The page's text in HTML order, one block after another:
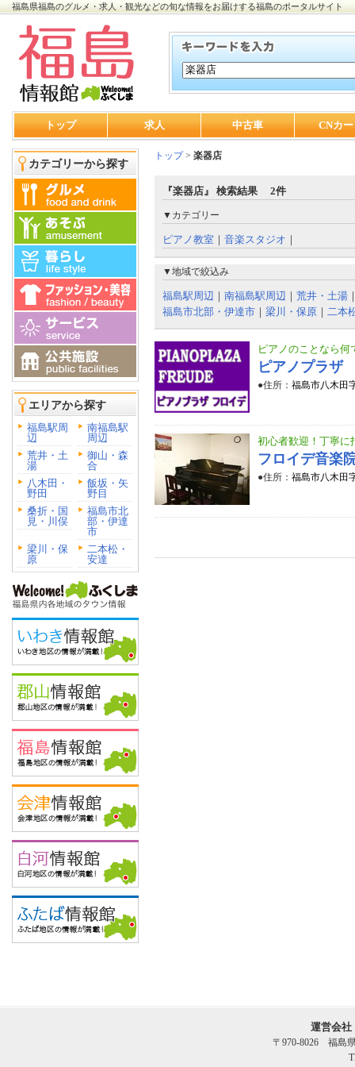
福島県福島のグルメ・求人・観光などの旬な情報をお届けする福島のポータルサイト
トップ 求人 中古車 CNカ
カテゴリーから探す
エリアから探す
福島駅周
辺
南福島駅
周辺
荒井・土
湯
御山・森
合
八木田・
野田
飯坂・矢
野目
桑折・国
見・川俣
福島市北
部・伊達
市
梁川・保
原
二本松・
安達
トップ> 楽器店
『楽器店』 検索結果 2件
▼カテゴリー
ピアノ教室 ｜ 音楽スタジオ ｜
▼地域で絞込み
福島駅周辺 ｜ 南福島駅周辺 ｜ 荒井・土湯
福島市北部・伊達市 ｜ 梁川・保原 ｜ 二本
ピアノのことなら何
ピアノプラザ
●住所： 福島市八木田
初心者歓迎！丁寧に
フロイデ音楽
●住所： 福島市八木田
運営会
〒970-8026 福島